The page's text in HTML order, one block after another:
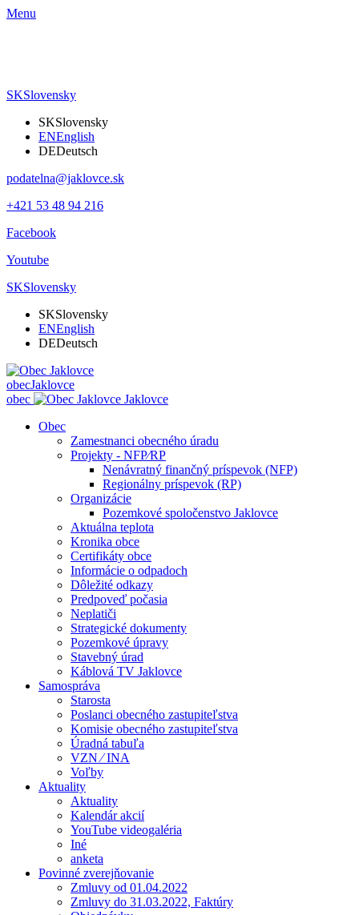
Menu
SKSlovensky
SKSlovensky
ENEnglish
DEDeutsch
podatelna@jaklovce.sk
+421 53 48 94 216
Facebook
Youtube
SKSlovensky
SKSlovensky
ENEnglish
DEDeutsch
obecJaklovce
obec
Jaklovce
Obec
Zamestnanci obecného úradu
Projekty - NFP⁄RP
Nenávratný finančný príspevok (NFP)
Regionálny príspevok (RP)
Organizácie
Pozemkové spoločenstvo Jaklovce
Aktuálna teplota
Kronika obce
Certifikáty obce
Informácie o odpadoch
Dôležité odkazy
Predpoveď počasia
Neplatiči
Strategické dokumenty
Pozemkové úpravy
Stavebný úrad
Káblová TV Jaklovce
Samospráva
Starosta
Poslanci obecného zastupiteľstva
Komisie obecného zastupiteľstva
Úradná tabuľa
VZN ⁄ INA
Voľby
Aktuality
Aktuality
Kalendár akcií
YouTube videogaléria
Iné
anketa
Povinné zverejňovanie
Zmluvy od 01.04.2022
Zmluvy do 31.03.2022, Faktúry